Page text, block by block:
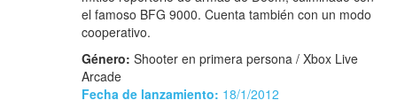
el famoso BFG 9000. Cuenta también con un modo
cooperativo.
Género: Shooter en primera persona / Xbox Live
Arcade
Fecha de lanzamiento: 18/1/2012